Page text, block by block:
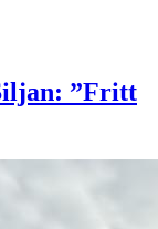
”Fritt